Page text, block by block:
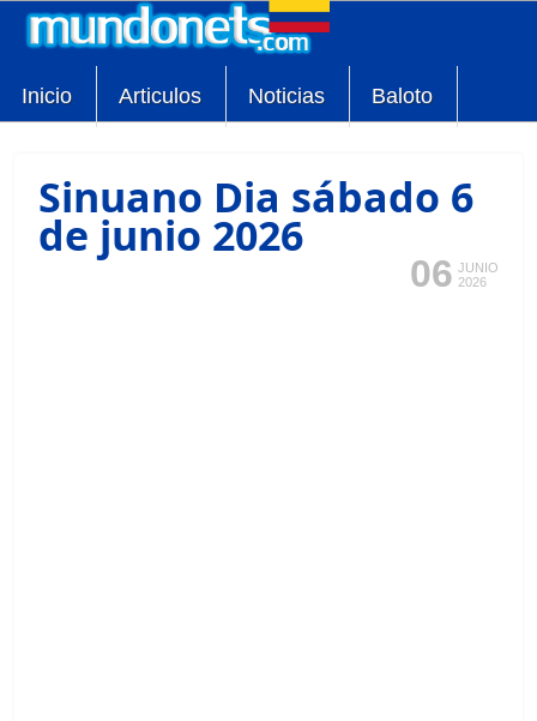
Inicio Articulos Noticias Baloto
Sinuano Dia sábado 6
de junio 2026
06 JUNIO
2026